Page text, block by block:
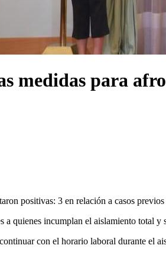
medidas para
positivas: 3 en relación a casos
a quienes incumplan el aislamiento total y
con el horario laboral durante el